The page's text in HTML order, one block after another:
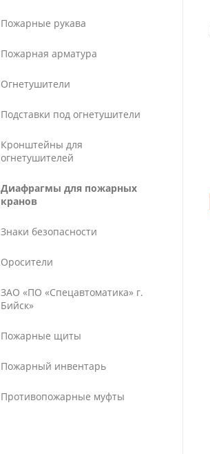
Пожарные рукава
Пожарная арматура
Огнетушители
Подставки под огнетушители
Кронштейны для
огнетушителей
Диафрагмы для пожарных
кранов
Знаки безопасности
Оросители
ЗАО «ПО «Спецавтоматика» г.
Бийск»
Пожарные щиты
Пожарный инвентарь
Противопожарные муфты